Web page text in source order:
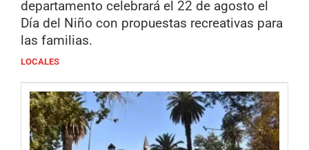
departamento celebrará el 22 de agosto el
Día del Niño con propuestas recreativas para
las familias.
LOCALES